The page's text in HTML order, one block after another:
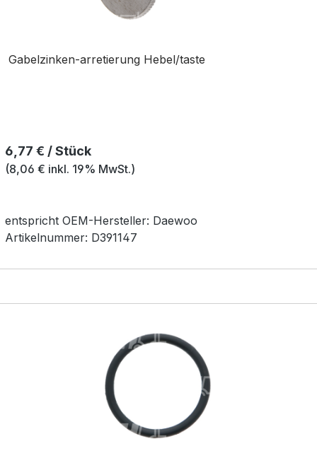
Gabelzinken-arretierung Hebel/taste
Regulärer Preis:
6,77 € / Stück
(8,06 € inkl. 19% MwSt.)
entspricht OEM-Hersteller: Daewoo
Artikelnummer: D391147